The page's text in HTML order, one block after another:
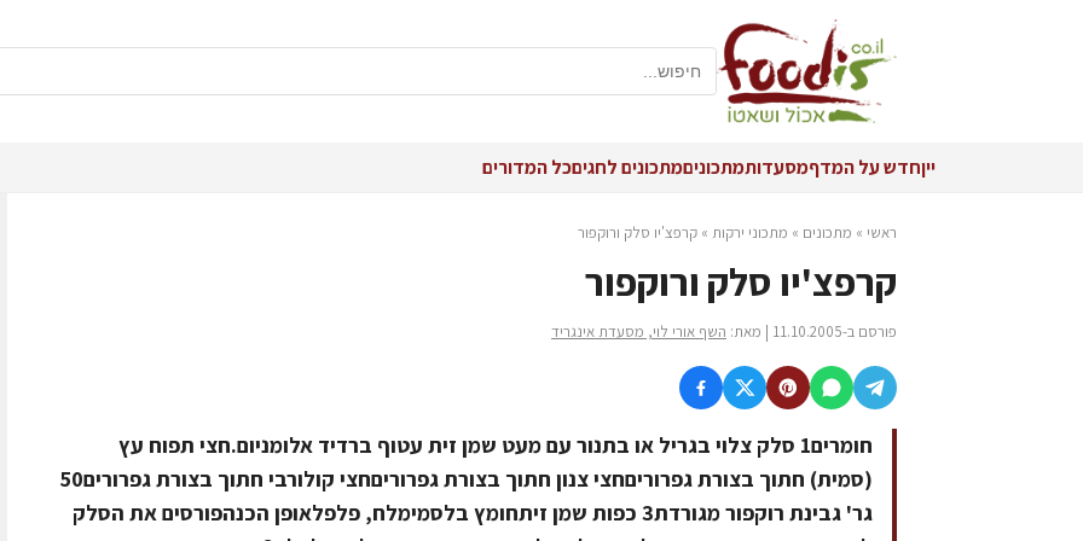
ייןחדש על המדףמסעדותמתכוניםמתכונים לחגיםכל המדורים
ראשי » מתכונים » מתכוני ירקות » קרפצ'יו סלק ורוקפור
קרפצ'יו סלק ורוקפור
פורסם ב-11.10.2005 | מאת: השף אורי לוי, מסעדת אינגריד
חומרים1 סלק צלוי בגריל או בתנור עם מעט שמן זית עטוף ברדיד אלומניום.חצי תפוח עץ
(סמית) חתוך בצורת גפרוריםחצי צנון חתוך בצורת גפרוריםחצי קולורבי חתוך בצורת גפרורים50
גר' גבינת רוקפור מגורדת3 כפות שמן זיתחומץ בלסמימלח, פלפלאופן הכנהפורסים את הסלק